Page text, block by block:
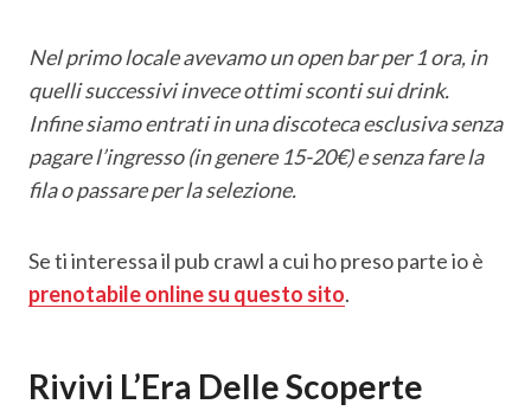
Nel primo locale avevamo un open bar per 1 ora, in
quelli successivi invece ottimi sconti sui drink.
Infine siamo entrati in una discoteca esclusiva senza
pagare l’ingresso (in genere 15-20€) e senza fare la
fila o passare per la selezione.
Se ti interessa il pub crawl a cui ho preso parte io è
prenotabile online su questo sito.
Rivivi L’Era Delle Scoperte